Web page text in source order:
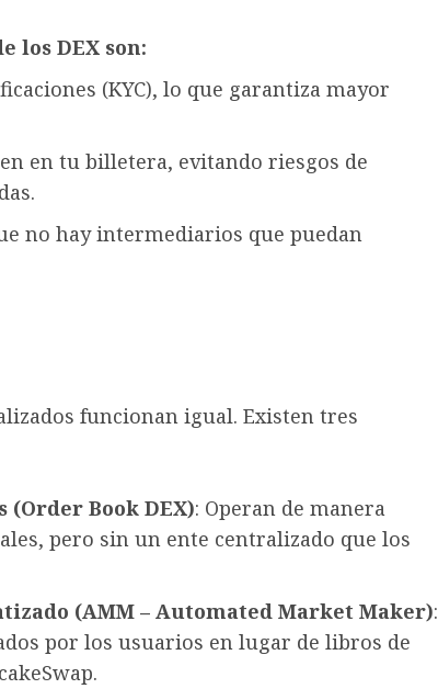
los DEX son:
(KYC), lo que garantiza mayor
en tu billetera, evitando riesgos de
no hay intermediarios que puedan
funcionan igual. Existen tres
(Order Book DEX): Operan de manera
pero sin un ente centralizado que los
(AMM – Automated Market Maker):
por los usuarios en lugar de libros de